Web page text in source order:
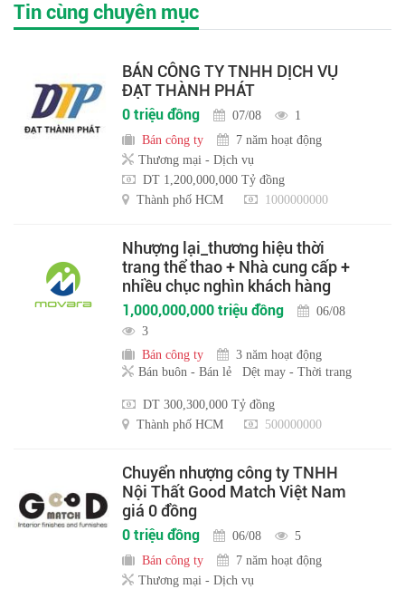
Tin cùng chuyên mục
BÁN CÔNG TY TNHH DỊCH VỤ
ĐẠT THÀNH PHÁT
0 triệu đồng 07/08
1
Bán công ty
7 năm hoạt động
Thương mại - Dịch vụ
DT 1,200,000,000 Tỷ đồng
Thành phố HCM
1000000000
Nhượng lại_thương hiệu thời
trang thể thao + Nhà cung cấp +
nhiều chục nghìn khách hàng
1,000,000,000 triệu đồng
06/08
3
Bán công ty
3 năm hoạt động
Bán buôn - Bán lẻ
Dệt may - Thời trang
DT 300,300,000 Tỷ đồng
Thành phố HCM
500000000
Chuyển nhượng công ty TNHH
Nội Thất Good Match Việt Nam
giá 0 đồng
0 triệu đồng 06/08
5
Bán công ty
7 năm hoạt động
Thương mại - Dịch vụ